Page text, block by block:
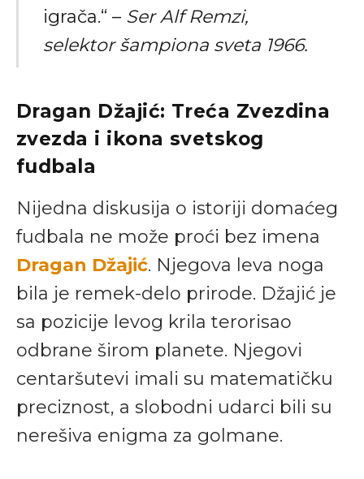
igrača.“ – Ser Alf Remzi,
selektor šampiona sveta 1966.
Dragan Džajić: Treća Zvezdina
zvezda i ikona svetskog
fudbala
Nijedna diskusija o istoriji domaćeg
fudbala ne može proći bez imena
Dragan Džajić. Njegova leva noga
bila je remek-delo prirode. Džajić je
sa pozicije levog krila terorisao
odbrane širom planete. Njegovi
centaršutevi imali su matematičku
preciznost, a slobodni udarci bili su
nerešiva enigma za golmane.